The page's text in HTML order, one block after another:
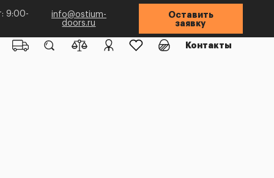
9:00-
info@ostium-
doors.ru
Оставить
заявку
Контакты